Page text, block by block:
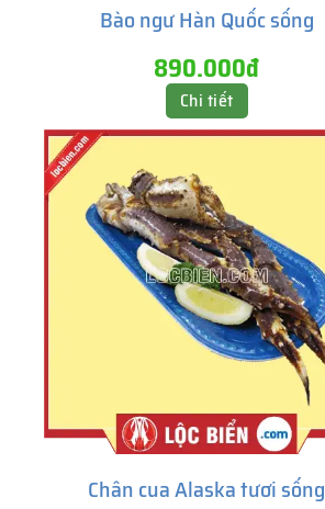
Bào ngư Hàn Quốc sống
890.000đ
Chi tiết
Chân cua Alaska tươi sống